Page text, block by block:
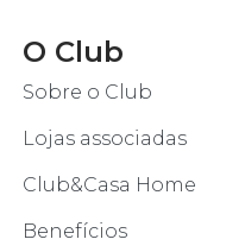
O Club
Sobre o Club
Lojas associadas
Club&Casa Home
Benefícios